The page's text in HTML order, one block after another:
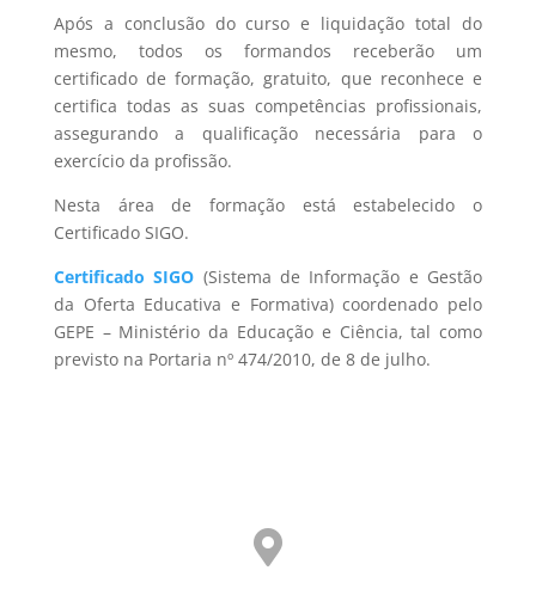
Após a conclusão do curso e liquidação total do
mesmo, todos os formandos receberão um
certificado de formação, gratuito, que reconhece e
certifica todas as suas competências profissionais,
assegurando a qualificação necessária para o
exercício da profissão.
Nesta área de formação está estabelecido o
Certificado SIGO.
Certificado SIGO (Sistema de Informação e Gestão
da Oferta Educativa e Formativa) coordenado pelo
GEPE – Ministério da Educação e Ciência, tal como
previsto na Portaria nº 474/2010, de 8 de julho.
